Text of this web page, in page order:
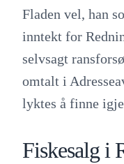
Fladen vel, han
inntekt for
selvsagt
omtalt i
lyktes å finne
Fiskesalg i